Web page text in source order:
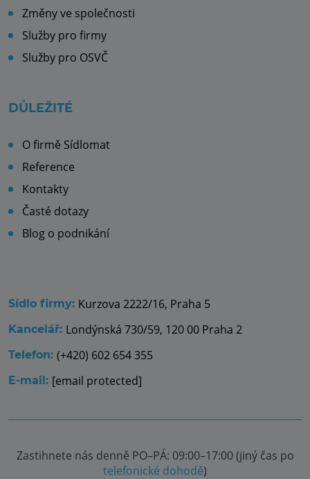
Změny ve společnosti
Služby pro firmy
Služby pro OSVČ
DŮLEŽITÉ
O firmě Sídlomat
Reference
Kontakty
Časté dotazy
Blog o podnikání
Sídlo firmy: Kurzova 2222/16, Praha 5
Kancelář: Londýnská 730/59, 120 00 Praha 2
Telefon: (+420) 602 654 355
E-mail: [email protected]
Zastihnete nás denně PO–PÁ: 09:00–17:00 (jiný čas po
telefonické dohodě)